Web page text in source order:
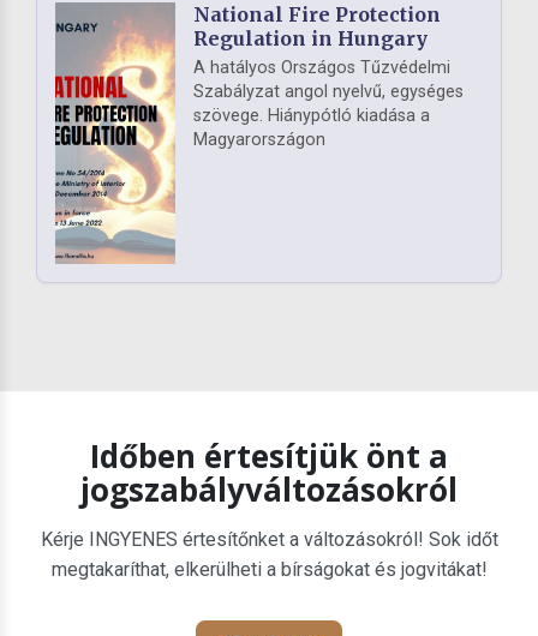
National Fire Protection
Regulation in Hungary
A hatályos Országos Tűzvédelmi
Szabályzat angol nyelvű, egységes
szövege. Hiánypótló kiadása a
Magyarországon
Időben értesítjük önt a
jogszabályváltozásokról
Kérje INGYENES értesítőnket a változásokról! Sok időt
megtakaríthat, elkerülheti a bírságokat és jogvitákat!